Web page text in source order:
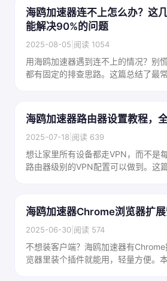
海鸥加速器连不上怎么办？这
能解决90%的问题
2025-08-05 阅读 1054
用海鸥加速器遇到连不上的情况？别
都有固定的排查思路。这篇总结了最
海鸥加速器路由器设置教程，
2025-07-18 阅读 639
想让家里所有设备都走VPN，而不是
路由器级别的VPN配置可以做到。这
海鸥加速器Chrome浏览器扩
2025-06-30 阅读 574
不想装客户端？海鸥加速器有
览器里装个插件就能用，轻量方便。